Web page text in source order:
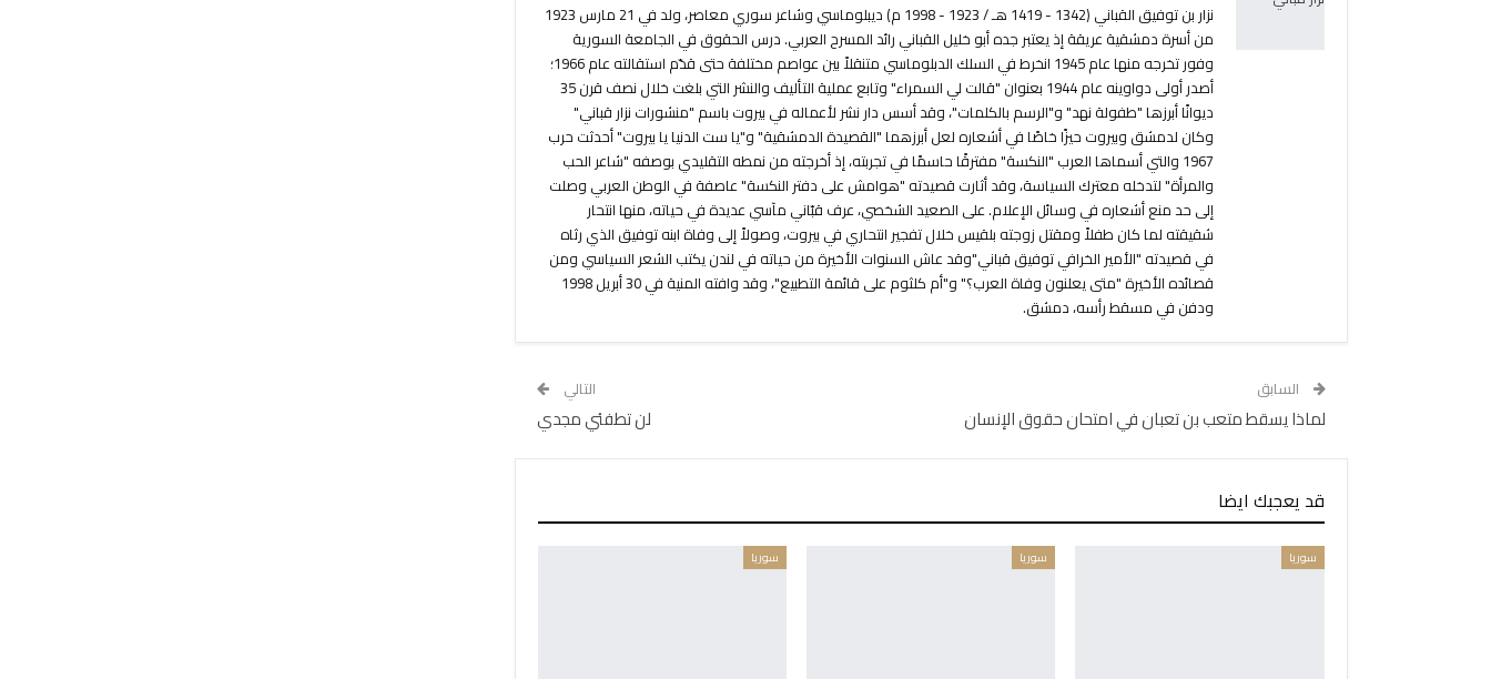
نزار بن توفيق القباني (1342 - 1419 هـ / 1923 - 1998 م) ديبلوماسي وشاعر سوري معاصر، ولد في 21 مارس 1923
من أسرة دمشقية عريقة إذ يعتبر جده أبو خليل القباني رائد المسرح العربي. درس الحقوق في الجامعة السورية
وفور تخرجه منها عام 1945 انخرط في السلك الدبلوماسي متنقلاً بين عواصم مختلفة حتى قدّم استقالته عام 1966؛
أصدر أولى دواوينه عام 1944 بعنوان "قالت لي السمراء" وتابع عملية التأليف والنشر التي بلغت خلال نصف قرن 35
ديوانًا أبرزها "طفولة نهد" و"الرسم بالكلمات"، وقد أسس دار نشر لأعماله في بيروت باسم "منشورات نزار قباني"
وكان لدمشق وبيروت حيزًا خاصًا في أشعاره لعل أبرزهما "القصيدة الدمشقية" و"يا ست الدنيا يا بيروت" أحدثت حرب
1967 والتي أسماها العرب "النكسة" مفترقًا حاسمًا في تجربته، إذ أخرجته من نمطه التقليدي بوصفه "شاعر الحب
والمرأة" لتدخله معترك السياسة، وقد أثارت قصيدته "هوامش على دفتر النكسة" عاصفة في الوطن العربي وصلت
إلى حد منع أشعاره في وسائل الإعلام. على الصعيد الشخصي، عرف قبّاني مآسي عديدة في حياته، منها انتحار
شقيقته لما كان طفلاً ومقتل زوجته بلقيس خلال تفجير انتحاري في بيروت، وصولاً إلى وفاة ابنه توفيق الذي رثاه
في قصيدته "الأمير الخرافي توفيق قباني"وقد عاش السنوات الأخيرة من حياته في لندن يكتب الشعر السياسي ومن
قصائده الأخيرة "متى يعلنون وفاة العرب؟" و"أم كلثوم على قائمة التطبيع"، وقد وافته المنية في 30 أبريل 1998
ودفن في مسقط رأسه، دمشق.
السابق
لماذا يسقط متعب بن تعبان في امتحان حقوق الإنسان
التالي
لن تطفئي مجدي
قد يعجبك ايضا
سوريا سوريا سوريا